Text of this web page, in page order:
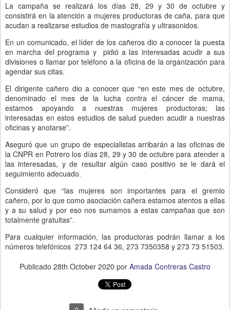
La campaña se realizará los días 28, 29 y 30 de octubre y
consistirá en la atención a mujeres productoras de caña, para que
acudan a realizarse estudios de mastografía y ultrasonidos.
En un comunicado, el líder de los cañeros dio a conocer la puesta
en marcha del programa y pidió a las interesadas acudir a sus
divisiones o llamar por teléfono a la oficina de la organización para
agendar sus citas.
El dirigente cañero dio a conocer que “en este mes de octubre,
denominado el mes de la lucha contra el cáncer de mama,
estamos apoyando a nuestras mujeres productoras; las
interesadas en estos estudios de salud pueden acudir a nuestras
oficinas y anotarse”.
Aseguró que un grupo de especialistas arribarán a las oficinas de
la CNPR en Potrero los días 28, 29 y 30 de octubre para atender a
las interesadas, y de resultar algún caso positivo se le dará el
seguimiento adecuado.
Consideró que “las mujeres son importantes para el gremio
cañero, por lo que como asociación cañera estamos atentos a ellas
y a su salud y por eso nos sumamos a estas campañas que son
totalmente gratuitas”.
Para cualquier información, las productoras podrán llamar a los
números telefónicos 273 124 64 36, 273 7350358 y 273 73 51503.
Publicado 28th October 2020 por Amada Contreras Castro